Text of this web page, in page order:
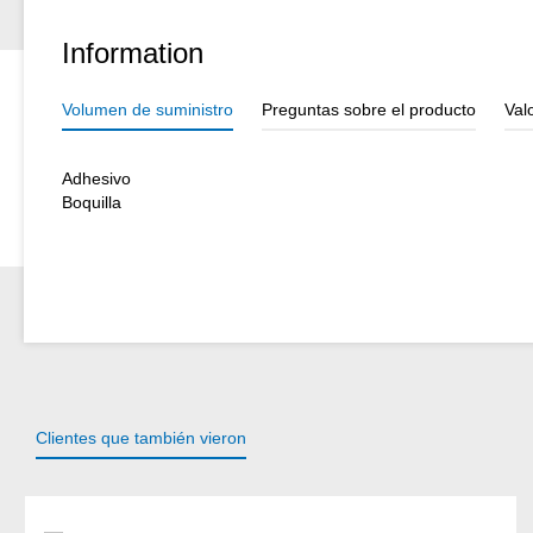
Information
Volumen de suministro Preguntas sobre el producto
Adhesivo
Boquilla
Clientes que también vieron